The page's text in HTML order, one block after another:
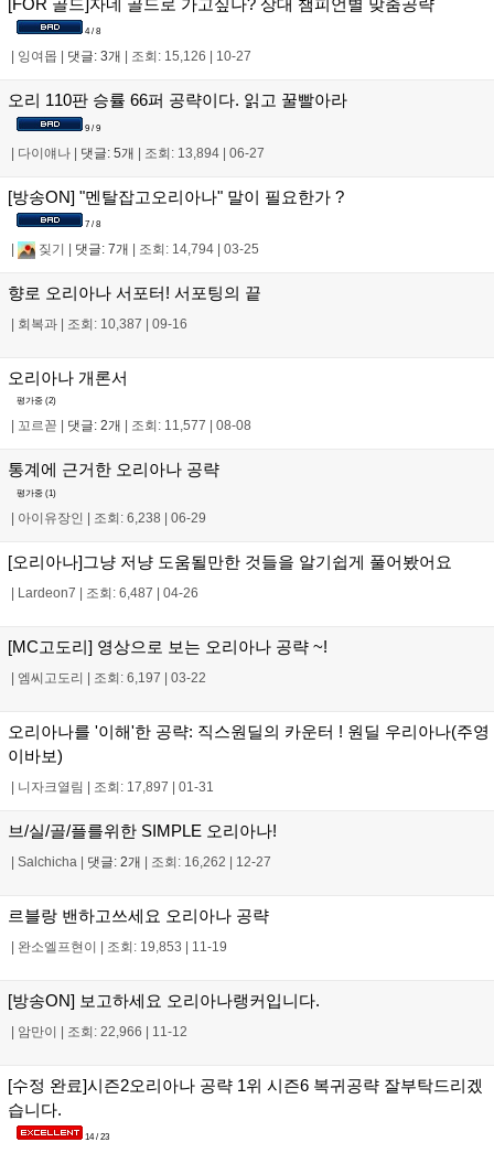
[FOR 골드]자네 골드로 가고싶나? 상대 챔피언별 맞춤공략
4 / 8
잉여몹 댓글: 3개 조회: 15,126 10-27
오리 110판 승률 66퍼 공략이다. 읽고 꿀빨아라
9 / 9
| 다이얘나 | 댓글: 5개 | 조회: 13,894 | 06-27
[방송ON] "멘탈잡고오리아나" 말이 필요한가 ?
7 / 8
짖기 댓글: 7개 조회: 14,794 03-25
향로 오리아나 서포터! 서포팅의 끝
회복과 조회: 10,387 09-16
오리아나 개론서
평가중 (2)
꼬르꼳 댓글: 2개 조회: 11,577 08-08
통계에 근거한 오리아나 공략
평가중 (1)
| 아이유장인 | 조회: 6,238 | 06-29
[오리아나]그냥 저냥 도움될만한 것들을 알기쉽게 풀어봤어요
| Lardeon7 | 조회: 6,487 | 04-26
[MC고도리] 영상으로 보는 오리아나 공략 ~!
| 엠씨고도리 | 조회: 6,197 | 03-22
오리아나를 '이해'한 공략: 직스원딜의 카운터 ! 원딜 우리아나(주영
이바보)
| 니자크열림 | 조회: 17,897 | 01-31
브/실/골/플를위한 SIMPLE 오리아나!
| Salchicha | 댓글: 2개 | 조회: 16,262 | 12-27
르블랑 밴하고쓰세요 오리아나 공략
| 완소엘프현이 | 조회: 19,853 | 11-19
[방송ON] 보고하세요 오리아나랭커입니다.
| 암만이 | 조회: 22,966 | 11-12
[수정 완료]시즌2오리아나 공략 1위 시즌6 복귀공략 잘부탁드리겠
습니다.
14 / 23